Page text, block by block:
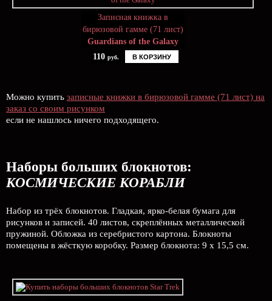
Записная книжка в
бирюзовой гамме (71 лист)
Guardians of the Galaxy
110 руб. В КОРЗИНУ
Можно купить записные книжки в бирюзовой гамме (71 лист) на
заказ со своим рисунком
если не нашлось ничего подходящего.
Наборы больших блокнотов:
КОСМИЧЕСКИЕ КОРАБЛИ
Набор из трёх блокнотов. Гладкая, ярко-белая бумага для
рисунков и записей. 40 листов, скреплённых металлической
пружиной. Обложка из серебристого картона. Блокноты
помещены в жёсткую коробку. Размер блокнота: 9 х 15,5 см.